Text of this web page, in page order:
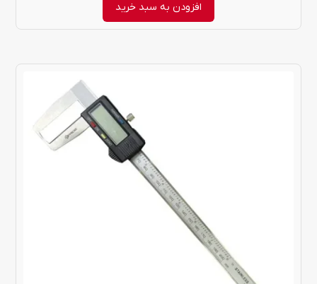
افزودن به سبد خرید